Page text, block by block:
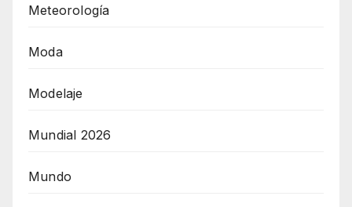
Meteorología
Moda
Modelaje
Mundial 2026
Mundo